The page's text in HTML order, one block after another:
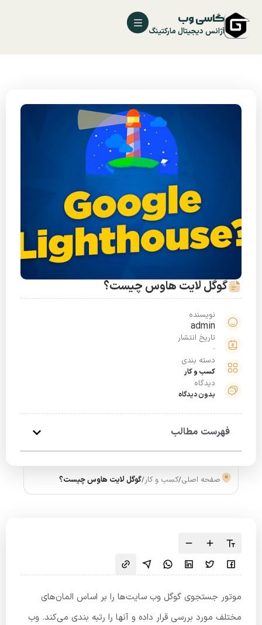
گاسی وب
آژانس دیجیتال مارکتینگ
گوگل لایت هاوس چیست؟
نویسنده
admin
تاریخ انتشار
دسته بندی
کسب و کار
دیدگاه
بدون دیدگاه
فهرست مطالب
صفحه اصلی/کسب و کار/گوگل لایت هاوس چیست؟
موتور جستجوی گوگل وب ‌سایت‌ها را بر اساس المان‌های
مختلف مورد بررسی قرار داده و آنها را رتبه ‌بندی می‌کند. وب‌